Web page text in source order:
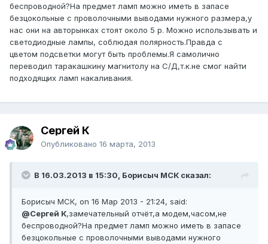
беспроводной?На предмет ламп можно иметь в запасе
безцокольные с проволочными выводами нужного размера,у
нас они на авторынках стоят около 5 р. Можно использывать и
светодиодные лампы, соблюдая полярность.Правда с
цветом подсветки могут быть проблемы.Я самолично
переводил таракашкину магнитолу на С/Д,т.к.не смог найти
подходящих ламп накаливания.
Сергей К
Опубликовано 16 марта, 2013
В 16.03.2013 в 15:30, Борисыч МСК сказал:
Борисыч МСК, on 16 Мар 2013 - 21:24, said:
@Сергей К,замечательный отчёт,а модем,часом,не
беспроводной?На предмет ламп можно иметь в запасе
безцокольные с проволочными выводами нужного